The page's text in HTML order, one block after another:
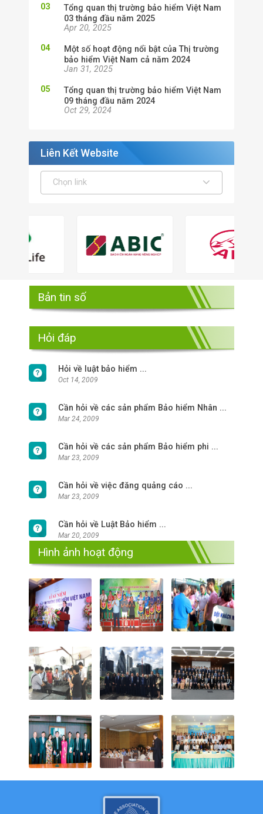
Tổng quan thị trường bảo hiểm Việt Nam
03 tháng đầu năm 2025
Apr 20, 2025
Một số hoạt động nổi bật của Thị trường
bảo hiểm Việt Nam cả năm 2024
Jan 31, 2025
Tổng quan thị trường bảo hiểm Việt Nam
09 tháng đầu năm 2024
Oct 29, 2024
Liên Kết Website
Chọn link
Bản tin số
Hỏi đáp
Hỏi về luật bảo hiểm ...
Oct 14, 2009
Cần hỏi về các sản phẩm Bảo hiểm Nhân ...
Mar 24, 2009
Cần hỏi về các sản phẩm Bảo hiểm phi ...
Mar 23, 2009
Cần hỏi về việc đăng quảng cáo ...
Mar 23, 2009
Cần hỏi về Luật Bảo hiểm ...
Mar 20, 2009
Hình ảnh hoạt động